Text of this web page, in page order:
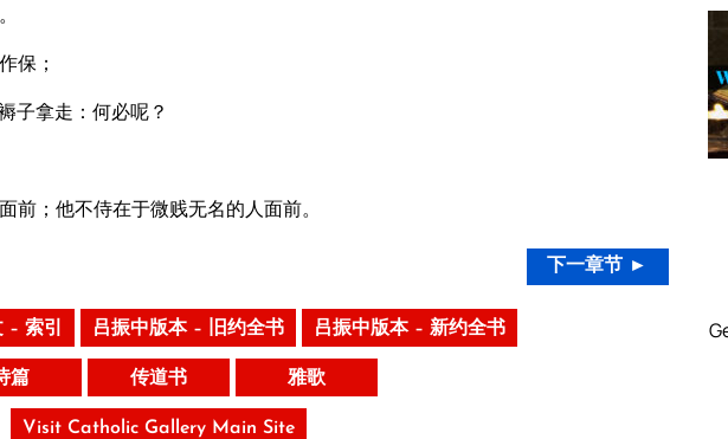
保；
子拿走：何必呢？
；他不侍在于微贱无名的人面前。
下一章节 ►
索引 吕振中版本 – 旧约全书 吕振中版本 – 新约全书
篇 传道书 雅歌
Visit Catholic Gallery Main Site